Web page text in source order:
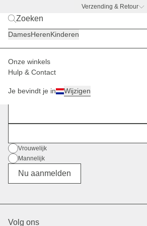
Verzending & Retour
DamesHerenKinderen
Onze winkels
Hulp & Contact
Je bevindt je in Wijzigen
Meld je aan en blijf op de hoogte.
Geslacht
Vrouwelijk
Mannelijk
Divers
Nu aanmelden
Volg ons